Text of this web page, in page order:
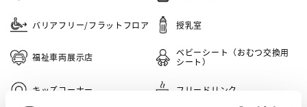
バリアフリー/フラットフロア 授乳室
福祉車両展示店
ベビーシート（おむつ交換用
シート）
キッズコーナー フリードリンク